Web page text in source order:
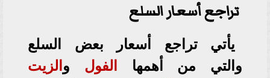
تراجع أسعار السلع
يأتي تراجع أسعار بعض السلع
والتي من أهمها
الفول و الزيت